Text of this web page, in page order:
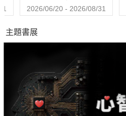
2026/06/20 - 2026/08/31
主題書展